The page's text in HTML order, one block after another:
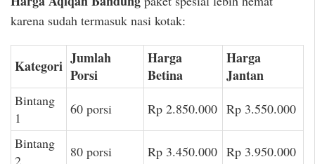
karena sudah termasuk nasi kotak:
Kategori Jumlah
Porsi
Harga
Betina
Harga
Jantan
Bintang
1
60 porsi Rp 2.850.000 Rp 3.550.000
Bintang
2
80 porsi Rp 3.450.000 Rp 3.950.000